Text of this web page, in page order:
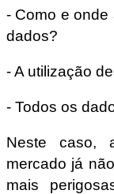
- Como e onde
dados?
- A utilização
- Todos os
Neste caso,
mercado já
mais